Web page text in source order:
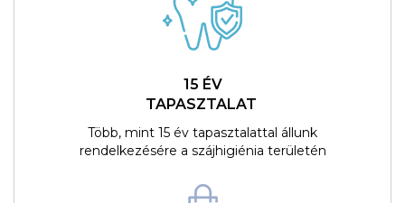
15 ÉV
TAPASZTALAT
Több, mint 15 év tapasztalattal állunk
rendelkezésére a szájhigiénia területén